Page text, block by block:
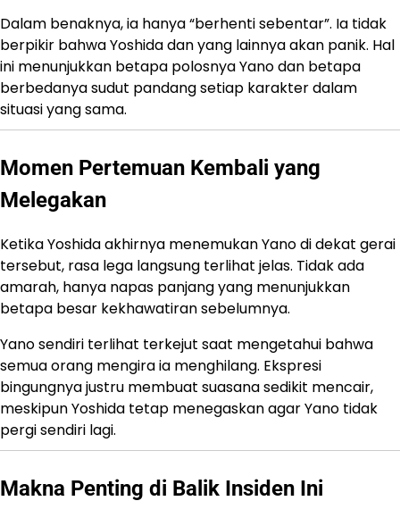
Dalam benaknya, ia hanya “berhenti sebentar”. Ia tidak
berpikir bahwa Yoshida dan yang lainnya akan panik. Hal
ini menunjukkan betapa polosnya Yano dan betapa
berbedanya sudut pandang setiap karakter dalam
situasi yang sama.
Momen Pertemuan Kembali yang
Melegakan
Ketika Yoshida akhirnya menemukan Yano di dekat gerai
tersebut, rasa lega langsung terlihat jelas. Tidak ada
amarah, hanya napas panjang yang menunjukkan
betapa besar kekhawatiran sebelumnya.
Yano sendiri terlihat terkejut saat mengetahui bahwa
semua orang mengira ia menghilang. Ekspresi
bingungnya justru membuat suasana sedikit mencair,
meskipun Yoshida tetap menegaskan agar Yano tidak
pergi sendiri lagi.
Makna Penting di Balik Insiden Ini